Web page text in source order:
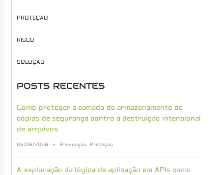
PROTEÇÃO
RISCO
SOLUÇÃO
POSTS RECENTES
Como proteger a camada de armazenamento de
cópias de segurança contra a destruição intencional
de arquivos
06/08/2026 Prevenção, Proteção
A exploração da lógica de aplicação em APIs como